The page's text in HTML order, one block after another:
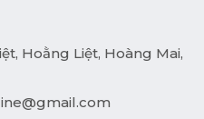
Hoằng Liệt, Hoàng Mai,